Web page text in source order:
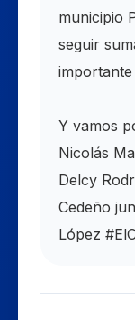
municipio
seguir
Y vamos
Nicolás
Delcy
Cedeño
López